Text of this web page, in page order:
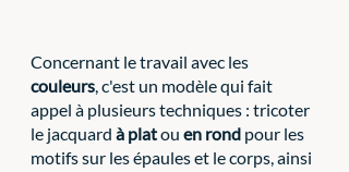
Concernant le travail avec les
couleurs, c'est un modèle qui fait
appel à plusieurs techniques : tricoter
le jacquard à plat ou en rond pour les
motifs sur les épaules et le corps, ainsi